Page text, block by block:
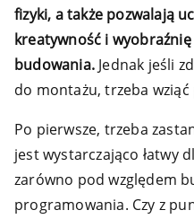
fizyki, a także pozwalają
kreatywność i
budowania. Jednak jeśli
do montażu, trzeba
Po pierwsze, trzeba
jest wystarczająco łatwy
zarówno pod względem
programowania. Czy z